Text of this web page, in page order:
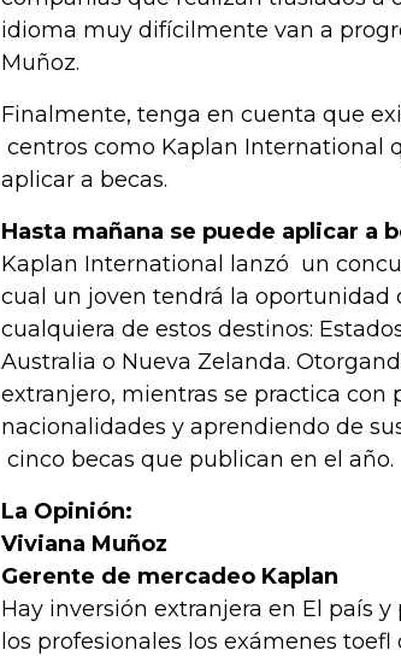
idioma muy difícilmente van a
Muñoz.
Finalmente, tenga en cuenta que
centros como Kaplan International
aplicar a becas.
Hasta mañana se puede aplicar a
Kaplan International lanzó un
cual un joven tendrá la oportunidad
cualquiera de estos destinos:
Australia o Nueva Zelanda.
extranjero, mientras se practica con
nacionalidades y aprendiendo de
cinco becas que publican en el año.
La Opinión:
Viviana Muñoz
Gerente de mercadeo Kaplan
Hay inversión extranjera en El país
los profesionales los exámenes toefl